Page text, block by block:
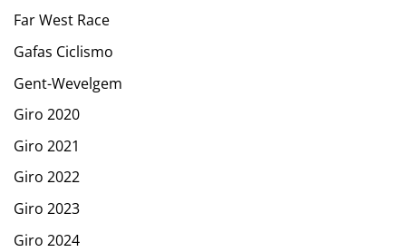
Far West Race
Gafas Ciclismo
Gent-Wevelgem
Giro 2020
Giro 2021
Giro 2022
Giro 2023
Giro 2024